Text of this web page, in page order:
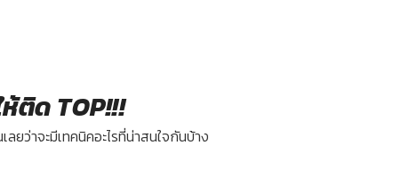
ติด TOP!!!
ยว่าจะมีเทคนิคอะไรที่น่าสนใจกันบ้าง